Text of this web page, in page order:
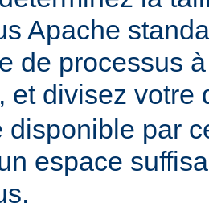
Apache
de processus
, et divisez votre
disponible par
espace